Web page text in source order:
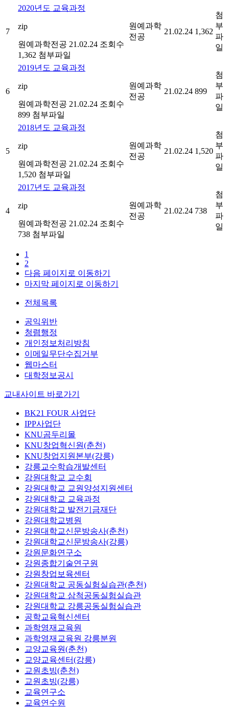
7
2020년도 교육과정
zip
원예과학전공 21.02.24 조회수
1,362 첨부파일
원예과학
전공
21.02.24 1,362
첨
부
파
일
6
2019년도 교육과정
zip
원예과학전공 21.02.24 조회수
899 첨부파일
원예과학
전공
21.02.24 899
첨
부
파
일
5
2018년도 교육과정
zip
원예과학전공 21.02.24 조회수
1,520 첨부파일
원예과학
전공
21.02.24 1,520
첨
부
파
일
4
2017년도 교육과정
zip
원예과학전공 21.02.24 조회수
738 첨부파일
원예과학
전공
21.02.24 738
첨
부
파
일
1
2
다음 페이지로 이동하기
마지막 페이지로 이동하기
전체목록
공익위반
청렴행정
개인정보처리방침
이메일무단수집거부
웹마스터
대학정보공시
교내사이트 바로가기
BK21 FOUR 사업단
IPP사업단
KNU곰두리몰
KNU창업혁신원(춘천)
KNU창업지원본부(강릉)
강릉교수학습개발센터
강원대학교 교수회
강원대학교 교원양성지원센터
강원대학교 교육과정
강원대학교 발전기금재단
강원대학교병원
강원대학교신문방송사(춘천)
강원대학교신문방송사(강릉)
강원문화연구소
강원종합기술연구원
강원창업보육센터
강원대학교 공동실험실습관(춘천)
강원대학교 삼척공동실험실습관
강원대학교 강릉공동실험실습관
공학교육혁신센터
과학영재교육원
과학영재교육원 강릉분원
교양교육원(춘천)
교양교육센터(강릉)
교원초빙(춘천)
교원초빙(강릉)
교육연구소
교육연수원